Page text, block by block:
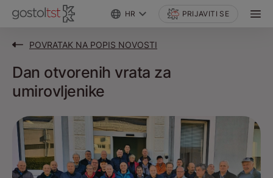
HR PRIJAVITI SE
POVRATAK NA POPIS NOVOSTI
Dan otvorenih vrata za
umirovljenike